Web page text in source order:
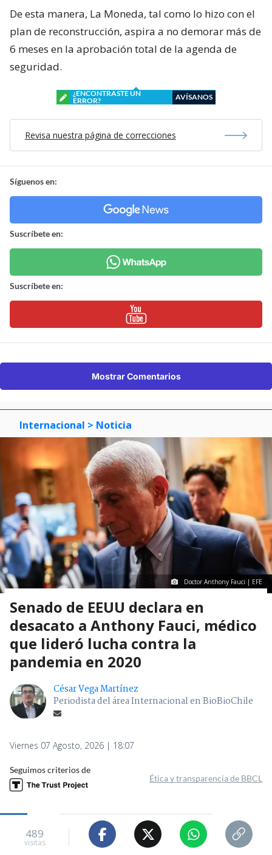
De esta manera, La Moneda, tal como lo hizo con el
plan de reconstrucción, aspira a no demorar más de
6 meses en la aprobación total de la agenda de
seguridad.
¿ENCONTRASTE UN
ERROR?
AVÍSANOS
Revisa nuestra página de correcciones
Síguenos en:
Suscríbete en:
Suscríbete en:
Mostrar Comentarios
Internacional > Noticia
Doctor Anthony Fauci | EFE
Senado de EEUU declara en
desacato a Anthony Fauci, médico
que lideró lucha contra la
pandemia en 2020
César Vega Martínez
Periodista del área Internacional en BioBioChile
Viernes 07 Agosto, 2026 | 18:07
Seguimos criterios de
Ética y transparencia de BBCL
489
visitas